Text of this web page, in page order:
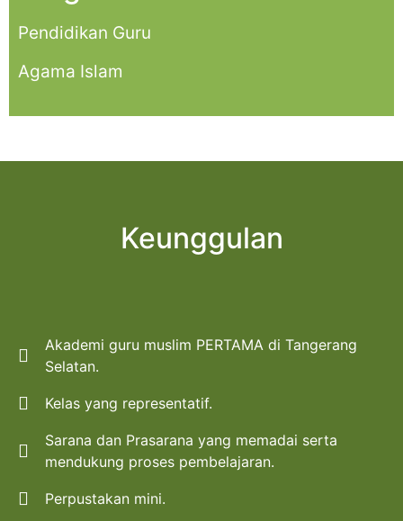
Pendidikan Guru
Agama Islam
Keunggulan
Akademi guru muslim PERTAMA di Tangerang
Selatan.
Kelas yang representatif.
Sarana dan Prasarana yang memadai serta
mendukung proses pembelajaran.
Perpustakan mini.